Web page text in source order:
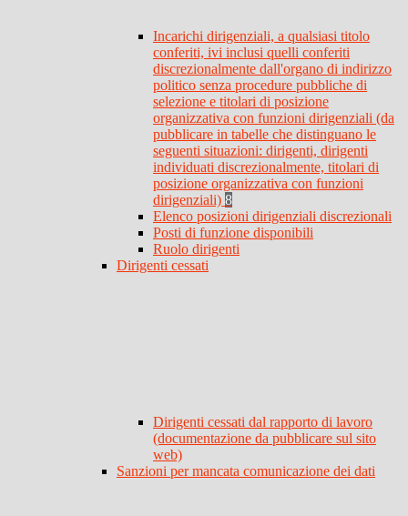
Incarichi dirigenziali, a qualsiasi titolo
conferiti, ivi inclusi quelli conferiti
discrezionalmente dall'organo di indirizzo
politico senza procedure pubbliche di
selezione e titolari di posizione
organizzativa con funzioni dirigenziali (da
pubblicare in tabelle che distinguano le
seguenti situazioni: dirigenti, dirigenti
individuati discrezionalmente, titolari di
posizione organizzativa con funzioni
dirigenziali) 8
Elenco posizioni dirigenziali discrezionali
Posti di funzione disponibili
Ruolo dirigenti
Dirigenti cessati
Dirigenti cessati dal rapporto di lavoro
(documentazione da pubblicare sul sito
web)
Sanzioni per mancata comunicazione dei dati